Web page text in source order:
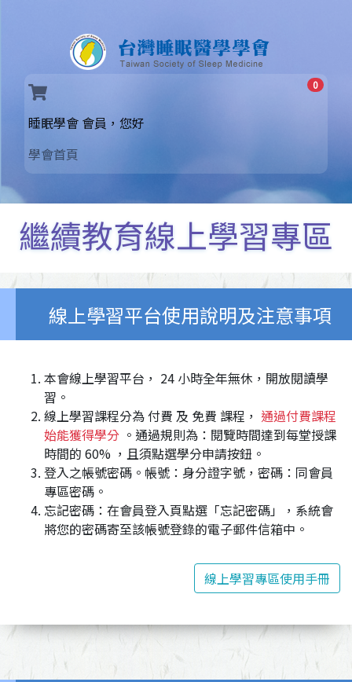
0
睡眠學會 會員，您好
學會首頁
繼續教育線上學習專區
線上學習平台使用說明及注意事項
本會線上學習平台， 24 小時全年無休，開放閱讀學
習。
線上學習課程分為 付費 及 免費 課程， 通過付費課程
始能獲得學分 。通過規則為：閱覽時間達到每堂授課
時間的 60% ，且須點選學分申請按鈕。
登入之帳號密碼。帳號：身分證字號，密碼：同會員
專區密碼。
忘記密碼：在會員登入頁點選「忘記密碼」，系統會
將您的密碼寄至該帳號登錄的電子郵件信箱中。
線上學習專區使用手冊